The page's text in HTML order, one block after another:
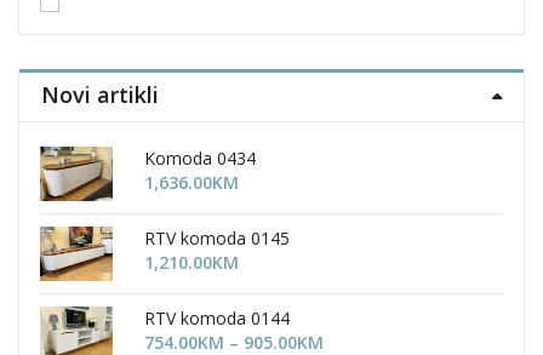
the
the
product
Novi artikli
Komoda 0434
1,636.00KM
RTV komoda 0145
1,210.00KM
RTV komoda 0144
754.00KM – 905.00KM